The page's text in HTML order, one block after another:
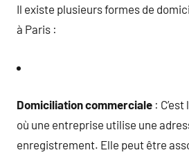
Il existe plusieurs formes de
à Paris :
Domiciliation commerciale :
où une entreprise utilise une
enregistrement. Elle peut être